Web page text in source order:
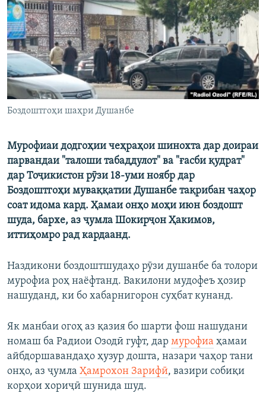
ГУЗОРИШҲОИ РАДИОӢ
Русский
ПАЙГИРӢ КУНЕД
Боздоштгоҳи шаҳри Душанбе
Мурофиаи додгоҳии чеҳраҳои шинохта дар доираи
парвандаи "талоши табаддулот" ва "ғасби қудрат"
дар Тоҷикистон рӯзи 18-уми ноябр дар
Боздоштгоҳи муваққатии Душанбе тақрибан чаҳор
соат идома кард. Ҳамаи онҳо моҳи июн боздошт
шуда, бархе, аз ҷумла Шокирҷон Ҳакимов,
иттиҳомро рад кардаанд.
Наздикони боздоштшудаҳо рӯзи душанбе ба толори
мурофиа роҳ наёфтанд. Вакилони мудофеъ ҳозир
нашуданд, ки бо хабарнигорон суҳбат кунанд.
Як манбаи огоҳ аз қазия бо шарти фош нашудани
номаш ба Радиои Озодӣ гуфт, дар мурофиа ҳамаи
айбдоршавандаҳо ҳузур дошта, назари чаҳор тани
онҳо, аз ҷумла Ҳамрохон Зарифӣ, вазири собиқи
корҳои хориҷӣ шунида шуд.